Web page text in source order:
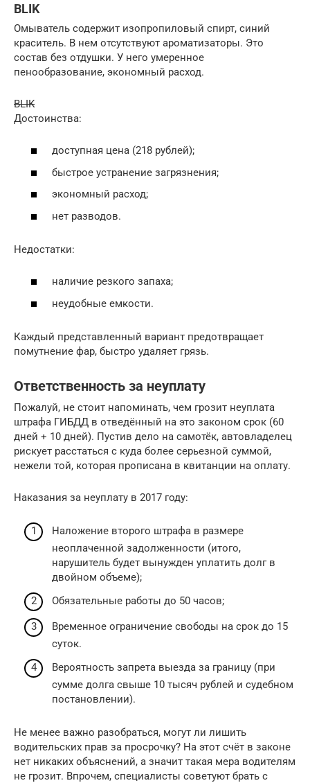
BLIK
Омыватель содержит изопропиловый спирт, синий
краситель. В нем отсутствуют ароматизаторы. Это
состав без отдушки. У него умеренное
пенообразование, экономный расход.
BLIK
Достоинства:
доступная цена (218 рублей);
быстрое устранение загрязнения;
экономный расход;
нет разводов.
Недостатки:
наличие резкого запаха;
неудобные емкости.
Каждый представленный вариант предотвращает
помутнение фар, быстро удаляет грязь.
Ответственность за неуплату
Пожалуй, не стоит напоминать, чем грозит неуплата
штрафа ГИБДД в отведённый на это законом срок (60
дней + 10 дней). Пустив дело на самотёк, автовладелец
рискует расстаться с куда более серьезной суммой,
нежели той, которая прописана в квитанции на оплату.
Наказания за неуплату в 2017 году:
Наложение второго штрафа в размере
неоплаченной задолженности (итого,
нарушитель будет вынужден уплатить долг в
двойном объеме);
Обязательные работы до 50 часов;
Временное ограничение свободы на срок до 15
суток.
Вероятность запрета выезда за границу (при
сумме долга свыше 10 тысяч рублей и судебном
постановлении).
Не менее важно разобраться, могут ли лишить
водительских прав за просрочку? На этот счёт в законе
нет никаких объяснений, а значит такая мера водителям
не грозит. Впрочем, специалисты советуют брать с